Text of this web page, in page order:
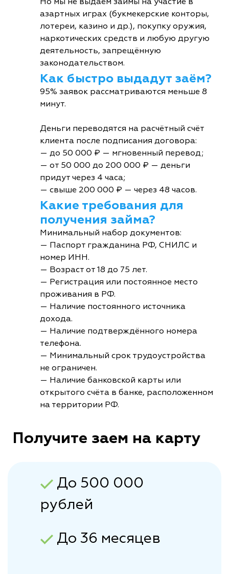
азартных играх (букмекерские конторы,
лотереи, казино и др.), покупку оружия,
наркотических средств и любую другую
деятельность, запрещённую
законодательством.
Как быстро выдадут заём?
95% заявок рассматриваются меньше 8
минут.
Деньги переводятся на расчётный счёт
клиента после подписания договора:
— до 50 000 ₽ — мгновенный перевод;
— от 50 000 до 200 000 ₽ — деньги
придут через 4 часа;
— свыше 200 000 ₽ — через 48 часов.
Какие требования для
получения займа?
Минимальный набор документов:
— Паспорт гражданина РФ, СНИЛС и
номер ИНН.
— Возраст от 18 до 75 лет.
— Регистрация или постоянное место
проживания в РФ.
— Наличие постоянного источника
дохода.
— Наличие подтверждённого номера
телефона.
— Минимальный срок трудоустройства
не ограничен.
— Наличие банковской карты или
открытого счёта в банке, расположенном
на территории РФ.
Получите заем на карту
До 500 000
рублей
До 36 месяцев